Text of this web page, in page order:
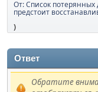
От: Список
предстоит
)
Ответ
Обратите